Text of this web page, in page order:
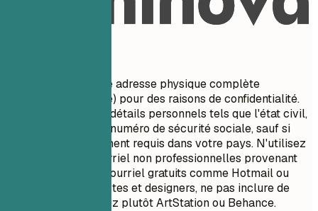
Ne pas inclure votre adresse physique complète
(numéro/nom de rue) pour des raisons de confidentialité.
Évitez d'inclure des détails personnels tels que l'état civil,
l'âge, la photo ou le numéro de sécurité sociale, sauf si
cela est spécifiquement requis dans votre pays. N'utilisez
PAS d'adresses courriel non professionnelles provenant
de fournisseurs de courriel gratuits comme Hotmail ou
Yahoo. Pour les artistes et designers, ne pas inclure de
liens GitHub - utilisez plutôt ArtStation ou Behance.